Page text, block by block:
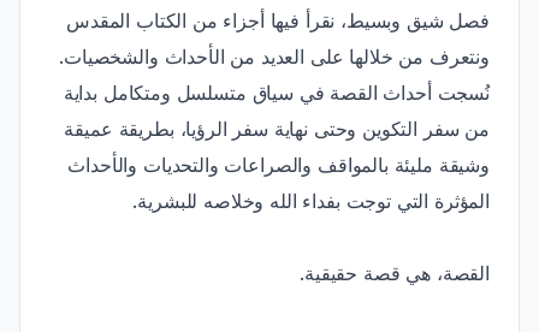
فصل شيق وبسيط، نقرأ فيها أجزاء من الكتاب المقدس
ونتعرف من خلالها على العديد من الأحداث والشخصيات.
نُسجت أحداث القصة في سياق متسلسل ومتكامل بداية
من سفر التكوين وحتى نهاية سفر الرؤيا، بطريقة عميقة
وشيقة مليئة بالمواقف والصراعات والتحديات والأحداث
المؤثرة التي توجت بفداء الله وخلاصه للبشرية.
القصة، هي قصة حقيقية.